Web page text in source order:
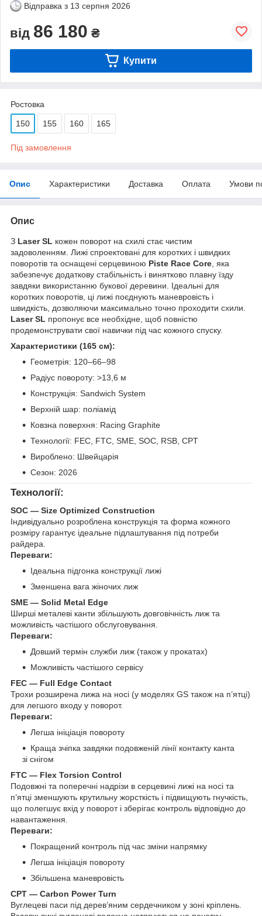
Відправка з 13 серпня 2026
від 86 180 ₴
Купити
Ростовка
150 155 160 165
Під замовлення
Опис Характеристики Доставка Оплата Умови
Опис
З Laser SL кожен поворот на схилі стає чистим
задоволенням. Лижі спроектовані для коротких і швидких
поворотів та оснащені серцевиною Piste Race Core , яка
забезпечує додаткову стабільність і винятково плавну їзду
завдяки використанню букової деревини. Ідеальні для
коротких поворотів, ці лижі поєднують маневровість і
швидкість, дозволяючи максимально точно проходити схили.
Laser SL пропонує все необхідне, щоб повністю
продемонструвати свої навички під час кожного спуску.
Характеристики (165 см):
Геометрія: 120–66–98
Радіус повороту: >13,6 м
Конструкція: Sandwich System
Верхній шар: поліамід
Ковзна поверхня: Racing Graphite
Технології: FEC, FTC, SME, SOC, RSB, CPT
Вироблено: Швейцарія
Сезон: 2026
Технології:
SOC — Size Optimized Construction
Індивідуально розроблена конструкція та форма кожного
розміру гарантує ідеальне підлаштування під потреби
райдера.
Переваги:
Ідеальна підгонка конструкції лижі
Зменшена вага жіночих лиж
SME — Solid Metal Edge
Ширші металеві канти збільшують довговічність лиж та
можливість частішого обслуговування.
Переваги:
Довший термін служби лиж (також у прокатах)
Можливість частішого сервісу
FEC — Full Edge Contact
Трохи розширена лижа на носі (у моделях GS також на п’ятці)
для легшого входу у поворот.
Переваги:
Легша ініціація повороту
Краща зчіпка завдяки подовженій лінії контакту канта
зі снігом
FTC — Flex Torsion Control
Подовжні та поперечні надрізи в серцевині лижі на носі та
п’ятці зменшують крутильну жорсткість і підвищують гнучкість,
що полегшує вхід у поворот і зберігає контроль відповідно до
навантаження.
Переваги:
Покращений контроль під час зміни напрямку
Легша ініціація повороту
Збільшена маневровість
CPT — Carbon Power Turn
Вуглецеві паси під дерев’яним сердечником у зоні кріплень.